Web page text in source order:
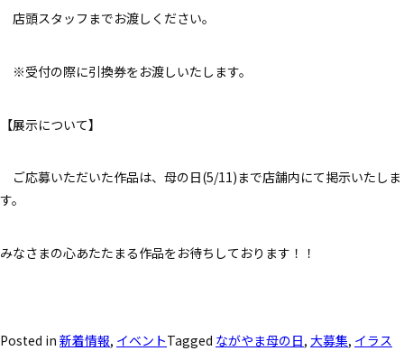
店頭スタッフまでお渡しください。
※受付の際に引換券をお渡しいたします。
【展示について】
ご応募いただいた作品は、母の日(5/11)まで店舗内にて掲示いたしま
す。
みなさまの心あたたまる作品をお待ちしております！！
Posted in 新着情報, イベントTagged ながやま母の日, 大募集, イラス